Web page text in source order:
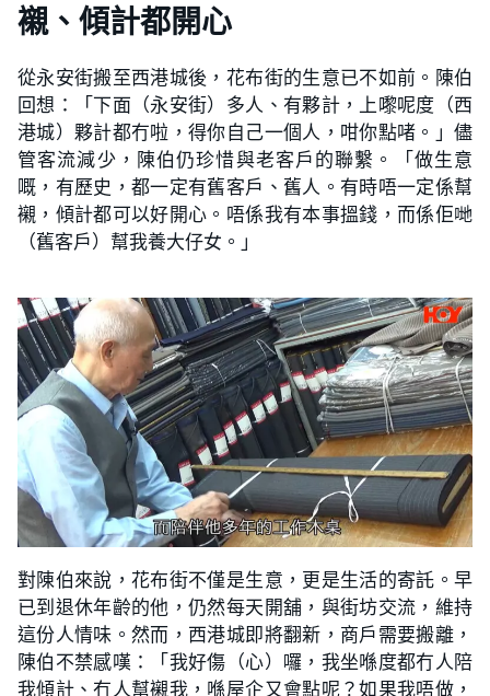
襯、傾計都開心
從永安街搬至西港城後，花布街的生意已不如前。陳伯
回想：「下面（永安街）多人、有夥計，上嚟呢度（西
港城）夥計都冇啦，得你自己一個人，咁你點啫。」儘
管客流減少，陳伯仍珍惜與老客戶的聯繫。「做生意
嘅，有歷史，都一定有舊客戶、舊人。有時唔一定係幫
襯，傾計都可以好開心。唔係我有本事搵錢，而係佢哋
（舊客戶）幫我養大仔女。」
對陳伯來說，花布街不僅是生意，更是生活的寄託。早
已到退休年齡的他，仍然每天開舖，與街坊交流，維持
這份人情味。然而，西港城即將翻新，商戶需要搬離，
陳伯不禁感嘆：「我好傷（心）囉，我坐喺度都冇人陪
我傾計、冇人幫襯我，喺屋企又會點呢？如果我唔做，